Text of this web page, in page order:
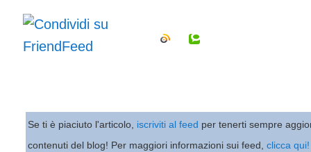
Se ti è piaciuto l'articolo, iscriviti al feed per tenerti sempre
contenuti del blog! Per maggiori informazioni sui feed, clicca qui!